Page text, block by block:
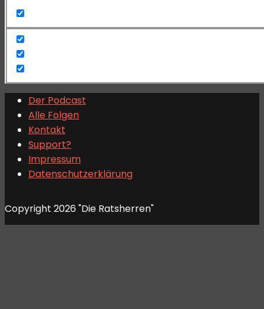
Der Podcast
Alle Folgen
Kontakt
Support?
Impressum
Datenschutzerklärung
Copyright 2026 "Die Ratsherren"